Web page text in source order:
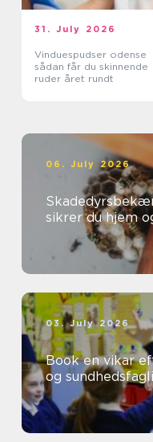
31. July 2026
Vinduespudser odense
sådan får du skinnende
ruder året rundt
06. July 2026
sikrer du hjem
03. July 2026
Book en vikar
og